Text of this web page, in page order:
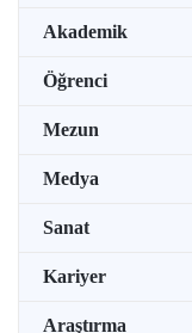
Akademik
Öğrenci
Mezun
Medya
Sanat
Kariyer
Araştırma